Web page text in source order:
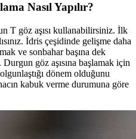
Nasıl Yapılır?
T göz aşısı kullanabilirsiniz. İlk
İdris çeşidinde gelişme daha
ve sonbahar başına dek
göz aşısına başlamak için
dönem olduğunu
kabuk verme durumuna göre